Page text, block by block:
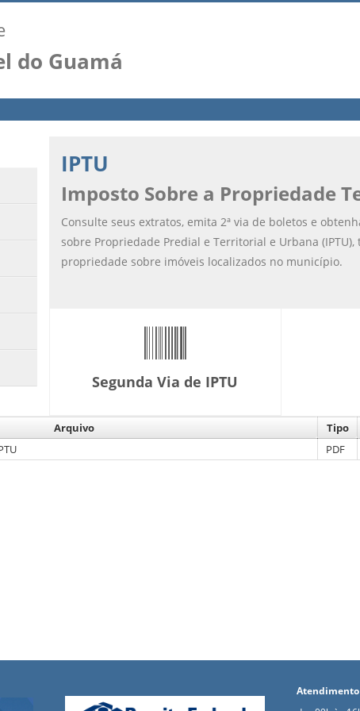
do Guamá
IPTU
Imposto Sobre a Propriedade
Consulte seus extratos, emita 2ª via de boletos e
sobre Propriedade Predial e Territorial e Urbana
propriedade sobre imóveis localizados no município.
Segunda Via de IPTU
Arquivo Tipo
PDF
Atendimento